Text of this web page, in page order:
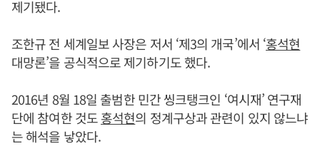
제기됐다.
조한규 전 세계일보 사장은 저서 ‘제3의 개국’에서 ‘홍석현
대망론’을 공식적으로 제기하기도 했다.
2016년 8월 18일 출범한 민간 씽크탱크인 ‘여시재’ 연구재
단에 참여한 것도홍석현의 정계구상과 관련이 있지 않느냐
는 해석을 낳았다.